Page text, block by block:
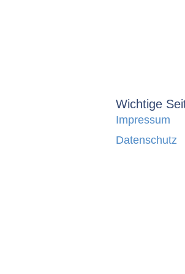
Wichtige
Impressum
Datenschutz